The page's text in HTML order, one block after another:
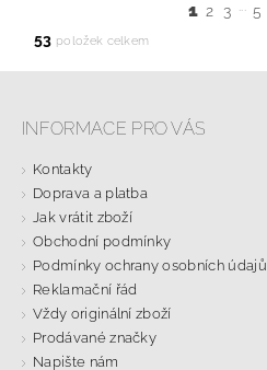
1 2 3 ... 5
53 položek celkem
INFORMACE PRO VÁS
Kontakty
Doprava a platba
Jak vrátit zboží
Obchodní podmínky
Podmínky ochrany osobních údajů
Reklamační řád
Vždy originální zboží
Prodávané značky
Napište nám